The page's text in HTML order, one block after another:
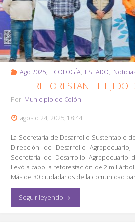
Ago 2025, ECOLOGÍA, ESTADO,
REFORESTAN EL EJIDO
Por Municipio de Colón
agosto 24, 2025, 18:44
La Secretaría de Desarrollo Sustentable
Dirección de Desarrollo
Secretaría de Desarrollo Agropecuario
llevó a cabo la reforestación de 2 mil
Más de 80 ciudadanos de la comunidad
Seguir leyendo"Reforestan